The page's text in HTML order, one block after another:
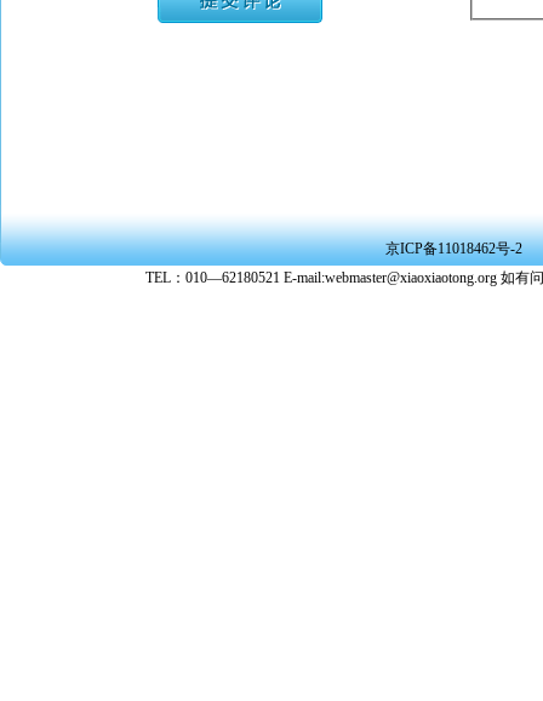
★ 承担
京ICP备11018462号-2
TEL：010—62180521 E-mail:webmaster@xiaoxiaotong.org 如